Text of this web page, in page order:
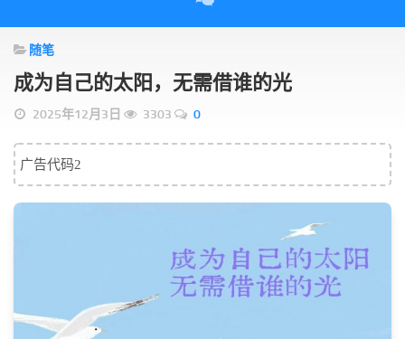
互动
评论
打赏
读者
论坛搜索
随笔
成为自己的太阳，无需借谁的光
2025年12月3日 3303 0
广告代码2